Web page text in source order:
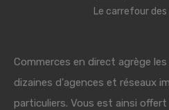
Le carrefour
Commerces en direct agrège
dizaines d'agences et réseaux
particuliers. Vous est ainsi